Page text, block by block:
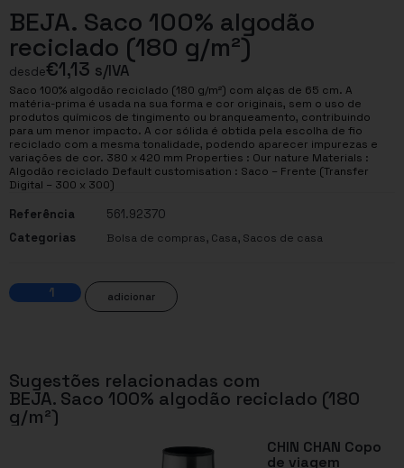
BEJA. Saco 100% algodão
reciclado (180 g/m²)
desde€1,13 s/IVA
Saco 100% algodão reciclado (180 g/m²) com alças de 65 cm. A
matéria-prima é usada na sua forma e cor originais, sem o uso de
produtos químicos de tingimento ou branqueamento, contribuindo
para um menor impacto. A cor sólida é obtida pela escolha de fio
reciclado com a mesma tonalidade, podendo aparecer impurezas e
variações de cor. 380 x 420 mm Properties : Our nature Materials :
Algodão reciclado Default customisation : Saco – Frente (Transfer
Digital – 300 x 300)
Referência
561.92370
Categorias
Bolsa de compras, Casa, Sacos de casa
adicionar
Sugestões relacionadas com
BEJA. Saco 100% algodão reciclado (180
g/m²)
CHIN CHAN Copo
de viagem